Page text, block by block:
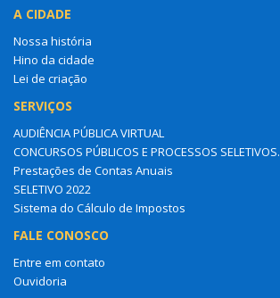
A CIDADE
Nossa história
Hino da cidade
Lei de criação
SERVIÇOS
AUDIÊNCIA PÚBLICA VIRTUAL
CONCURSOS PÚBLICOS E PROCESSOS SELETIVOS.
Prestações de Contas Anuais
SELETIVO 2022
Sistema do Cálculo de Impostos
FALE CONOSCO
Entre em contato
Ouvidoria